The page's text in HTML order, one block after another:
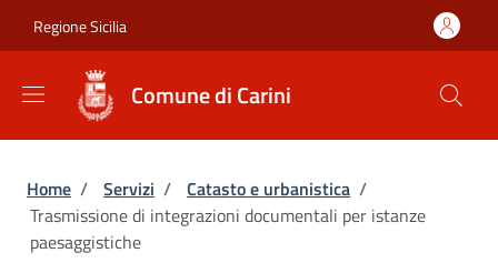
Regione Sicilia
Comune di Carini
Briciole di pane
Home / Servizi / Catasto e urbanistica /
Trasmissione di integrazioni documentali per istanze
paesaggistiche